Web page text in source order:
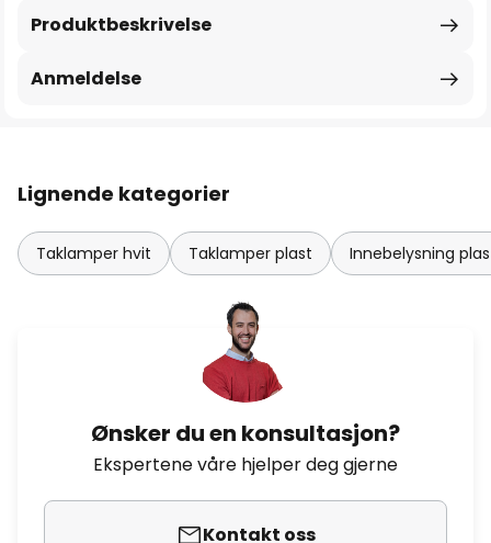
Produktbeskrivelse
Anmeldelse
Lignende kategorier
Taklamper hvit Taklamper plast Innebelysning
Ønsker du en konsultasjon?
Ekspertene våre hjelper deg gjerne
Kontakt oss